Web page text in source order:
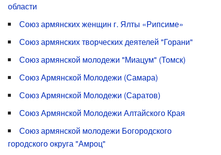
области
Союз армянских женщин г. Ялты «Рипсиме»
Союз армянских творческих деятелей "Горани"
Союз армянской молодежи "Миацум" (Томск)
Союз Армянской Молодежи (Самара)
Союз Армянской Молодежи (Саратов)
Союз Армянской Молодежи Алтайского Края
Союз армянской молодежи Богородского
городского округа "Амроц"